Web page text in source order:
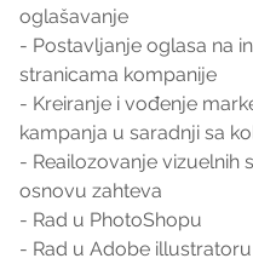
oglašavanje
- Postavljanje oglasa na
stranicama kompanije
- Kreiranje i vođenje
kampanja u saradnji sa
- Reailozovanje vizuelnih
osnovu zahteva
- Rad u PhotoShopu
- Rad u Adobe illustratoru